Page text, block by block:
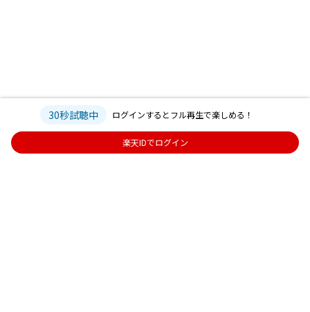
30秒試聴中 ログインするとフル再生で楽しめる！
楽天IDでログイン